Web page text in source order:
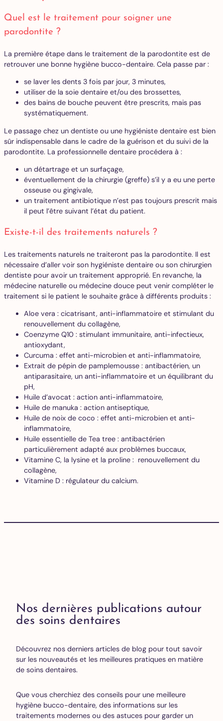
Quel est le traitement pour soigner une
parodontite ?
La première étape dans le traitement de la parodontite est de
retrouver une bonne hygiène bucco-dentaire. Cela passe par :
se laver les dents 3 fois par jour, 3 minutes,
utiliser de la soie dentaire et/ou des brossettes,
des bains de bouche peuvent être prescrits, mais pas
systématiquement.
Le passage chez un dentiste ou une hygiéniste dentaire est bien
sûr indispensable dans le cadre de la guérison et du suivi de la
parodontite. La professionnelle dentaire procédera à :
un détartrage et un surfaçage,
éventuellement de la chirurgie (greffe) s’il y a eu une perte
osseuse ou gingivale,
un traitement antibiotique n’est pas toujours prescrit mais
il peut l’être suivant l’état du patient.
Existe-t-il des traitements naturels ?
Les traitements naturels ne traiteront pas la parodontite. Il est
nécessaire d’aller voir son hygiéniste dentaire ou son chirurgien
dentiste pour avoir un traitement approprié. En revanche, la
médecine naturelle ou médecine douce peut venir compléter le
traitement si le patient le souhaite grâce à différents produits :
Aloe vera : cicatrisant, anti-inflammatoire et stimulant du
renouvellement du collagène,
Coenzyme Q10 : stimulant immunitaire, anti-infectieux,
antioxydant,
Curcuma : effet anti-microbien et anti-inflammatoire,
Extrait de pépin de pamplemousse : antibactérien, un
antiparasitaire, un anti-inflammatoire et un équilibrant du
pH,
Huile d’avocat : action anti-inflammatoire,
Huile de manuka : action antiseptique,
Huile de noix de coco : effet anti-microbien et anti-
inflammatoire,
Huile essentielle de Tea tree : antibactérien
particulièrement adapté aux problèmes buccaux,
Vitamine C, la lysine et la proline : renouvellement du
collagène,
Vitamine D : régulateur du calcium.
Nos dernières publications autour
des soins dentaires
Découvrez nos derniers articles de blog pour tout savoir
sur les nouveautés et les meilleures pratiques en matière
de soins dentaires.
Que vous cherchiez des conseils pour une meilleure
hygiène bucco-dentaire, des informations sur les
traitements modernes ou des astuces pour garder un